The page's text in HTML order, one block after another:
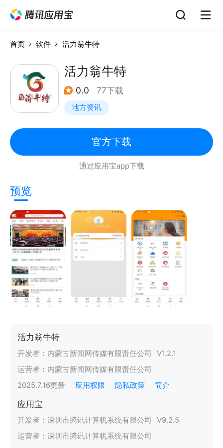
首页 软件 活力翁牛特
活力翁牛特
0.0 77下载
地方资讯
官方下载
通过应用宝app下载
预览
活力翁牛特
开发者： 内蒙古新闻网传媒有限责任公司 V1.2.1
运营者： 内蒙古新闻网传媒有限责任公司
2025.7.16更新 应用权限 隐私政策 简介
应用宝
开发者： 深圳市腾讯计算机系统有限公司 V9.2.5
运营者： 深圳市腾讯计算机系统有限公司